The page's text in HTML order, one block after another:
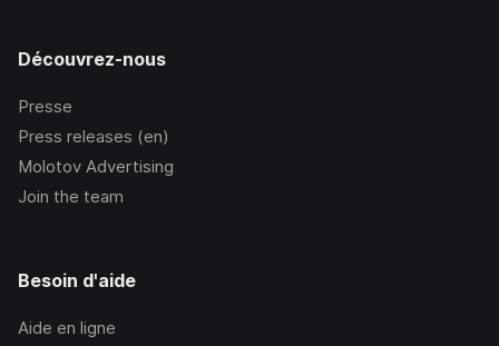
Découvrez-nous
Presse
Press releases (en)
Molotov Advertising
Join the team
Besoin d'aide
Aide en ligne